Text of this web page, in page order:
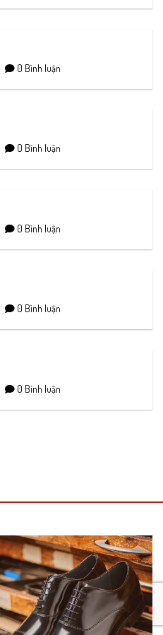
0 Bình luận
0 Bình luận
0 Bình luận
0 Bình luận
0 Bình luận